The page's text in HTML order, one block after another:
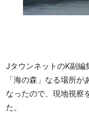
JタウンネットのK副
「海の森」なる場所
なったので、現地視
た。